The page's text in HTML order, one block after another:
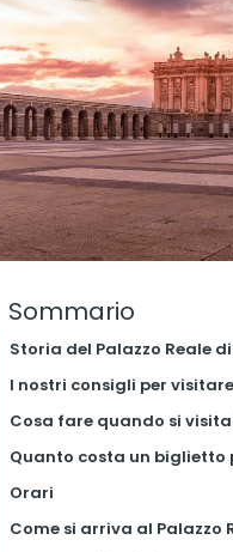
Sommario
Storia del Palazzo Reale
I nostri consigli per
Cosa fare quando si
Quanto costa un biglietto
Orari
Come si arriva al Palazzo